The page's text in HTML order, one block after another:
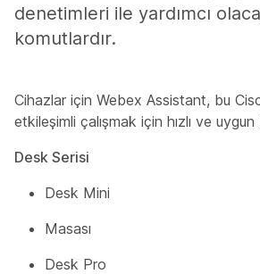
denetimleri ile yardımcı
komutlardır.
Cihazlar için Webex Assistant, bu
etkileşimli çalışmak için hızlı ve
Desk Serisi
Desk Mini
Masası
Desk Pro